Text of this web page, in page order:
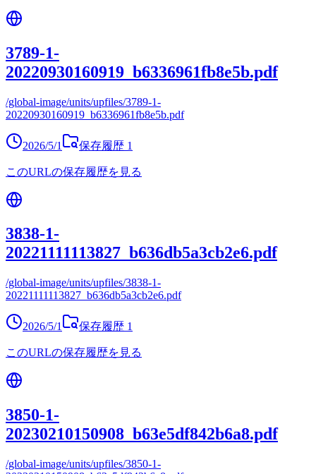
3789-1-
20220930160919_b6336961fb8e5b.pdf
/global-image/units/upfiles/3789-1-
20220930160919_b6336961fb8e5b.pdf
2026/5/1 保存履歴 1
このURLの保存履歴を見る
3838-1-
20221111113827_b636db5a3cb2e6.pdf
/global-image/units/upfiles/3838-1-
20221111113827_b636db5a3cb2e6.pdf
2026/5/1 保存履歴 1
このURLの保存履歴を見る
3850-1-
20230210150908_b63e5df842b6a8.pdf
/global-image/units/upfiles/3850-1-